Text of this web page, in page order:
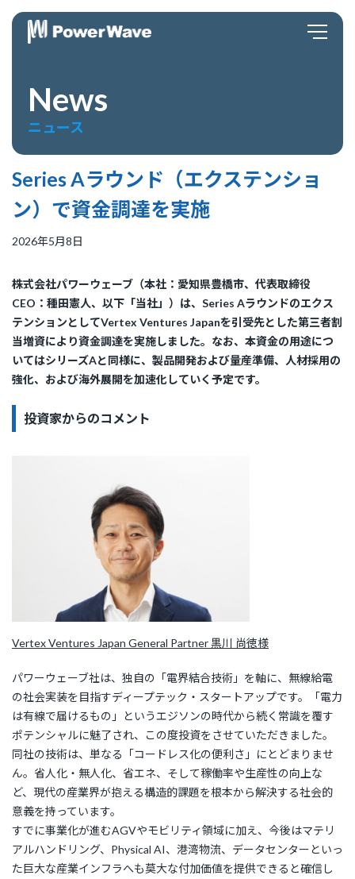
News
ニュース
Series Aラウンド（エクステンショ
ン）で資金調達を実施
2026年5月8日
株式会社パワーウェーブ（本社：愛知県豊橋市、代表取締役
CEO：種田憲人、以下「当社」）は、Series Aラウンドのエクス
テンションとしてVertex Ventures Japanを引受先とした第三者割
当増資により資金調達を実施しました。なお、本資金の用途につ
いてはシリーズAと同様に、製品開発および量産準備、人材採用の
強化、および海外展開を加速化していく予定です。
投資家からのコメント
Vertex Ventures Japan General Partner 黒川 尚徳様
パワーウェーブ社は、独自の「電界結合技術」を軸に、無線給電
の社会実装を目指すディープテック・スタートアップです。「電力
は有線で届けるもの」というエジソンの時代から続く常識を覆す
ポテンシャルに魅了され、この度投資をさせていただきました。
同社の技術は、単なる「コードレス化の便利さ」にとどまりませ
ん。省人化・無人化、省エネ、そして稼働率や生産性の向上な
ど、現代の産業界が抱える構造的課題を根本から解決する社会的
意義を持っています。
すでに事業化が進むAGVやモビリティ領域に加え、今後はマテリ
アルハンドリング、Physical AI、港湾物流、データセンターといっ
た巨大な産業インフラへも莫大な付加価値を提供できると確信し